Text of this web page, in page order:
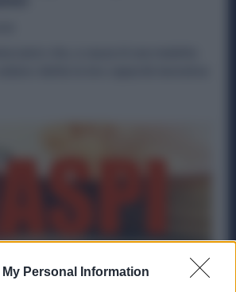
Personal Information